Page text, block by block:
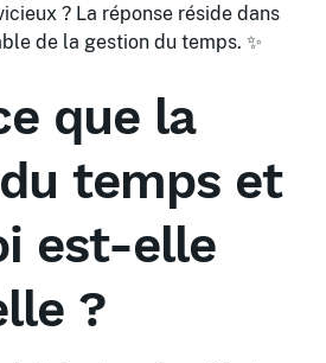
? La réponse réside dans
de la gestion du temps. ✨
que la
temps et
est-elle
?